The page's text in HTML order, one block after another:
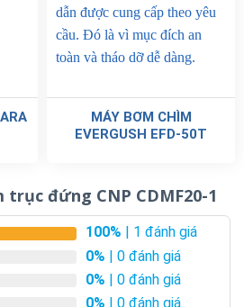
MÁY BƠM CHÌM
EVERGUSH EFD-50T
đứng CNP CDMF20-1
100% | 1 đánh giá
0% | 0 đánh giá
0% | 0 đánh giá
0% | 0 đánh giá